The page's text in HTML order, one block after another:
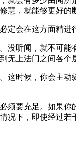
，就能够更好的
会在这方面精进
闻，就不可能
上法门之间各个
时候，你会主动
要充足。如果你
下，即使经过